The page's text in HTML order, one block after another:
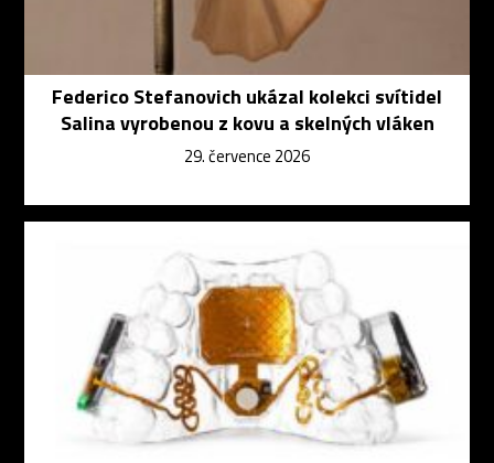
Federico Stefanovich ukázal kolekci svítidel
Salina vyrobenou z kovu a skelných vláken
29. července 2026